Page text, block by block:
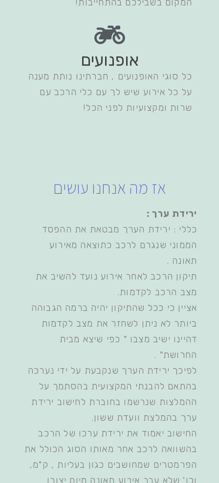
אופנועים
כל סוגי האופנועים , חברתינו נותת מענה
על כל אירוע שיש לך עם כלי הרכב עם
שרות ומקצועיות לפני הכל!
אז מה אנחנו עושים
ירידת ערך :
כללי : ירידת הערך מבטאת את ההפסד
הממוני שנגרם לרכב כתוצאה מאירוע
תאונה .
תיקון הרכב לאחר אירוע נועד להשיב את
מצב הרכב לקדמות.
אציין כי ככל שהתיקון יהיה ברמה הגבוהה
ביותר לא ניתן לשחזר את מצב לקדמות
דהיינו ישיב מצבו " כפי שיצא מבית
החרושת" .
לפיכך ירידת הערך שנקבעת על ידי נערכה
בהתאם להבנתי המקצועית בהסתמך על
ההמלצות שנרשמו בחוברת לחישוב ירידת
ערך בהמלצת וועדת ששון.
החישוב יאמוד את ירידת ערכו של הרכב
בהשוואה לרכב אחר מאותו הסוג הכולל את
הפרמטרים שמחושבים כגון בעליות , ק"מ,
וכו' שלא עבר אירוע תאונה מיום יצורו